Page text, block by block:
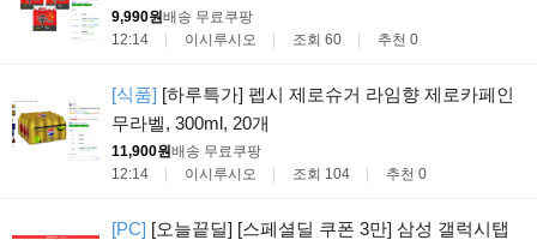
9,990원배송 무료 쿠팡
12:14
이시루시오 조회 60 추천 0
[식품] [하루특가] 펩시 제로슈거 라임향 제로카페인
무라벨, 300ml, 20개
11,900원배송 무료 쿠팡
12:14
이시루시오 조회 104 추천 0
[PC] [오늘끝딜] [스페셜딜 쿠폰 3만] 삼성 갤럭시탭